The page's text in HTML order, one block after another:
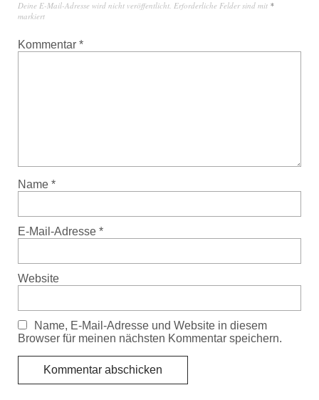
Deine E-Mail-Adresse wird nicht veröffentlicht. Erforderliche Felder sind mit *
markiert
Kommentar *
Name *
E-Mail-Adresse *
Website
Name, E-Mail-Adresse und Website in diesem
Browser für meinen nächsten Kommentar speichern.